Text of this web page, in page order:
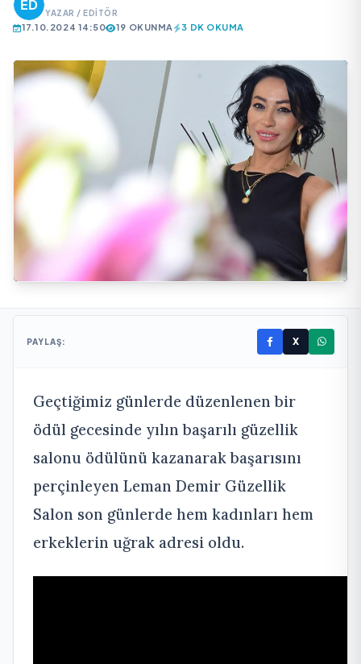
YAZAR / EDITÖR
17.10.2024 14:50 19 OKUNMA 3 DK OKUMA
PAYLAŞ: X
Geçtiğimiz günlerde düzenlenen bir
ödül gecesinde yılın başarılı güzellik
salonu ödülünü kazanarak başarısını
perçinleyen Leman Demir Güzellik
Salon son günlerde hem kadınları hem
erkeklerin uğrak adresi oldu.